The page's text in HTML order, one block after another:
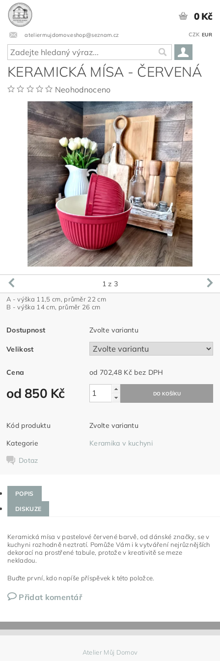
ateliermujdomov.eshop@seznam.cz CZK EUR
0 Kč
KERAMICKÁ MÍSA - ČERVENÁ
Neohodnoceno
1 z 3
A - výška 11,5 cm, průměr 22 cm
B - výška 14 cm, průměr 26 cm
Dostupnost Zvolte variantu
Velikost
Cena od 702,48 Kč bez DPH
od 850 Kč
Kód produktu
Zvolte variantu
Kategorie
Keramika v kuchyni
Dotaz
POPIS
DISKUZE
Keramická mísa v pastelové červené barvě, od dánské značky, se v
kuchyni rozhodně neztratí. Pomůže Vám i k vytváření nejrůznějších
dekorací na prostřené tabule, protože v kreativitě se meze
nekladou.
Buďte první, kdo napíše příspěvek k této položce.
Přidat komentář
Atelier Můj Domov